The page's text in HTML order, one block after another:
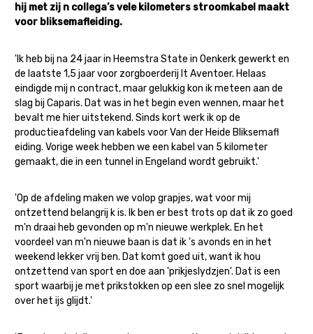
hij met zij n collega’s vele kilometers stroomkabel maakt
voor bliksemafleiding.
'Ik heb bij na 24 jaar in Heemstra State in Oenkerk gewerkt en
de laatste 1,5 jaar voor zorgboerderij It Aventoer. Helaas
eindigde mij n contract, maar gelukkig kon ik meteen aan de
slag bij Caparis. Dat was in het begin even wennen, maar het
bevalt me hier uitstekend. Sinds kort werk ik op de
productieafdeling van kabels voor Van der Heide Bliksemafl
eiding. Vorige week hebben we een kabel van 5 kilometer
gemaakt, die in een tunnel in Engeland wordt gebruikt.'
'Op de afdeling maken we volop grapjes, wat voor mij
ontzettend belangrij k is. Ik ben er best trots op dat ik zo goed
m'n draai heb gevonden op m'n nieuwe werkplek. En het
voordeel van m'n nieuwe baan is dat ik 's avonds en in het
weekend lekker vrij ben. Dat komt goed uit, want ik hou
ontzettend van sport en doe aan 'prikjeslydzjen'. Dat is een
sport waarbij je met prikstokken op een slee zo snel mogelijk
over het ijs glijdt.'